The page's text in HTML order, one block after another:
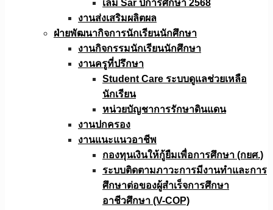
เล่ม Sar ปีการศึกษา 2568
งานส่งเสริมผลิตผล
ฝ่ายพัฒนากิจการนักเรียนนักศึกษา
งานกิจกรรมนักเรียนนักศึกษา
งานครูที่ปรึกษา
Student Care ระบบดูแลช่วยเหลือ
นักเรียน
หน่วยบัญชาการรักษาดินแดน
งานปกครอง
งานแนะแนวอาชีพ
กองทุนเงินให้กู้ยืมเพื่อการศึกษา (กยศ.)
ระบบติดตามภาวะการมีงานทำและการ
ศึกษาต่อของผู้สำเร็จการศึกษา
อาชีวศึกษา (V-COP)